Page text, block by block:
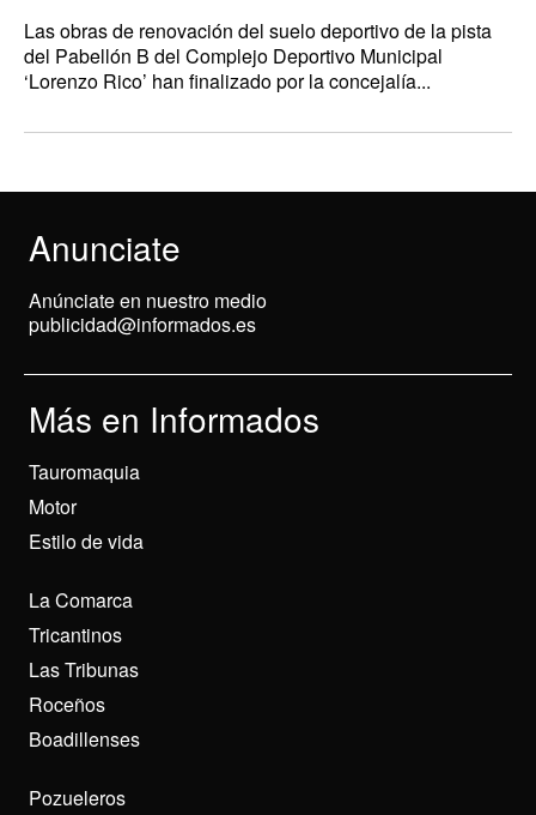
Las obras de renovación del suelo deportivo de la pista
del Pabellón B del Complejo Deportivo Municipal
‘Lorenzo Rico’ han finalizado por la concejalía...
Anunciate
Anúnciate en nuestro medio
publicidad@informados.es
Más en Informados
Tauromaquia
Motor
Estilo de vida
La Comarca
Tricantinos
Las Tribunas
Roceños
Boadillenses
Pozueleros